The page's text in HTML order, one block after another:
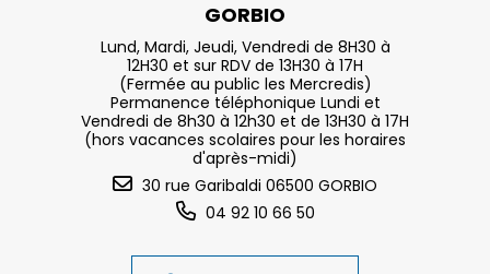
GORBIO
Lund, Mardi, Jeudi, Vendredi de 8H30 à
12H30 et sur RDV de 13H30 à 17H
(Fermée au public les Mercredis)
Permanence téléphonique Lundi et
Vendredi de 8h30 à 12h30 et de 13H30 à 17H
(hors vacances scolaires pour les horaires
d'après-midi)
30 rue Garibaldi 06500 GORBIO
04 92 10 66 50